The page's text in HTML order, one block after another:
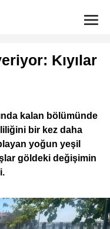
Kıyılar
kalan bölümünde
bir kez daha
yoğun yeşil
göldeki değişimin